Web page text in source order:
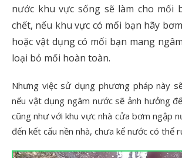
nước khu vực sống sẽ làm cho mối
chết, nếu khu vực có mối bạn hãy
hoặc vật dụng có mối bạn mang
loại bỏ mối hoàn toàn.
Nhưng việc sử dụng phương pháp này
nếu vật dụng ngâm nước sẽ ảnh hưởng
cũng như với khu vực nhà cửa bơm ngập
đến kết cấu nền nhà, chưa kể nước có thể